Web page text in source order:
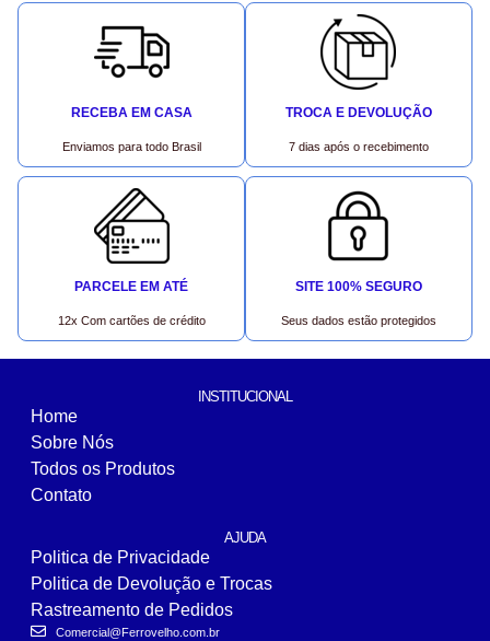
RECEBA EM CASA
Enviamos para todo Brasil
TROCA E DEVOLUÇÃO
7 dias após o recebimento
PARCELE EM ATÉ
12x Com cartões de crédito
SITE 100% SEGURO
Seus dados estão protegidos
INSTITUCIONAL
Home
Sobre Nós
Todos os Produtos
Contato
AJUDA
Politica de Privacidade
Politica de Devolução e Trocas
Rastreamento de Pedidos
Comercial@Ferrovelho.com.br